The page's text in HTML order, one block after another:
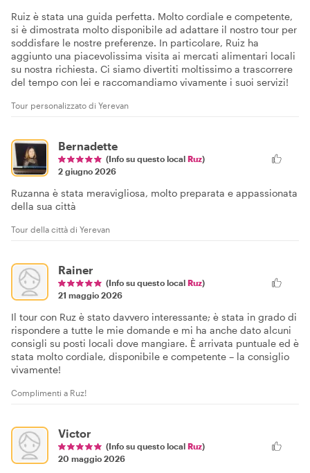
Ruiz è stata una guida perfetta. Molto cordiale e competente,
si è dimostrata molto disponibile ad adattare il nostro tour per
soddisfare le nostre preferenze. In particolare, Ruiz ha
aggiunto una piacevolissima visita ai mercati alimentari locali
su nostra richiesta. Ci siamo divertiti moltissimo a trascorrere
del tempo con lei e raccomandiamo vivamente i suoi servizi!
Tour personalizzato di Yerevan
Bernadette
(Info su questo local Ruz)
2 giugno 2026
Ruzanna è stata meravigliosa, molto preparata e appassionata
della sua città
Tour della città di Yerevan
Rainer
(Info su questo local Ruz)
21 maggio 2026
Il tour con Ruz è stato davvero interessante; è stata in grado di
rispondere a tutte le mie domande e mi ha anche dato alcuni
consigli su posti locali dove mangiare. È arrivata puntuale ed è
stata molto cordiale, disponibile e competente – la consiglio
vivamente!
Complimenti a Ruz!
Victor
(Info su questo local Ruz)
20 maggio 2026